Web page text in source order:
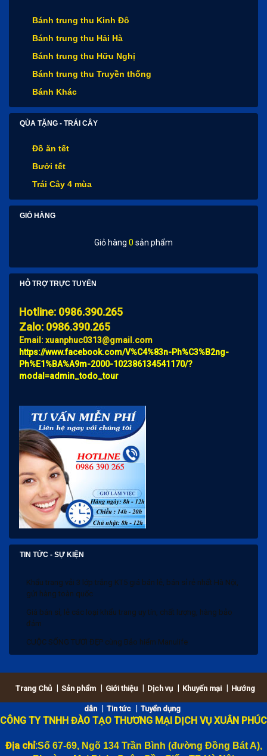
Bánh trung thu Kinh Đô
Bánh trung thu Hải Hà
Bánh trung thu Hữu Nghị
Bánh trung thu Truyền thống
Bánh Khác
QÙA TẶNG - TRÁI CÂY
Đồ ăn tết
Bưởi tết
Trái Cây 4 mùa
GIỎ HÀNG
Giỏ hàng 0 sản phẩm
HỖ TRỢ TRỰC TUYẾN
Hotline: 0986.390.265
Zalo: 0986.390.265
Email: xuanphuc0313@gmail.com
https://www.facebook.com/V%C4%83n-Ph%C3%B2ng-
Ph%E1%BA%A9m-2000-102386134541170/?
modal=admin_todo_tour
TIN TỨC - SỰ KIỆN
Khẩu trang vải 3 lớp trắng KT5 giá bán lẻ, bán sỉ rẻ nhất Hà Nội,
gửi hàng toàn quốc
Giá bán sỉ, lẻ các loại khẩu trang uy tín, chất lượng, hàng bảo
đảm
CUỘC SỐNG TƯƠI ĐẸP cùng Bảo hiểm Manulife
gửi hàng toàn quốc
Giá bán sỉ, lẻ các loại khẩu trang uy tín, chất lượng, hàng bảo
đảm
Trang Chủ | Sản phẩm | Giới thiệu | Dịch vụ | Khuyến mại | Hướng
dẫn | Tin tức | Tuyển dụng
CÔNG TY TNHH ĐÀO TẠO THƯƠNG MẠI DỊCH VỤ XUÂN PHÚC
Địa chỉ:Số 67-69, Ngõ 134 Trần Bình (đường Đồng Bát A),